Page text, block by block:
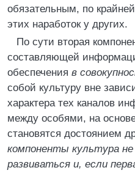
обязательным, по
этих наработок у других.
По сути вторая
составляющей
обеспечения в
собой культуру вне
характера тех каналов
между особями, на
становятся достоянием
компоненты культура
развиваться и, если